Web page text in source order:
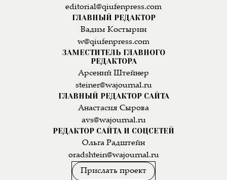
editorial@qiufenpress.com
ГЛАВНЫЙ РЕДАКТОР
Вадим Костырин
w@qiufenpress.com
ЗАМЕСТИТЕЛЬ ГЛАВНОГО
РЕДАКТОРА
Арсений Штейнер
steiner@wajournal.ru
ГЛАВНЫЙ РЕДАКТОР САЙТА
Анастасия Сырова
avs@wajournal.ru
РЕДАКТОР САЙТА И СОЦСЕТЕЙ
Ольга Радштейн
oradshtein@wajournal.ru
Прислать проект